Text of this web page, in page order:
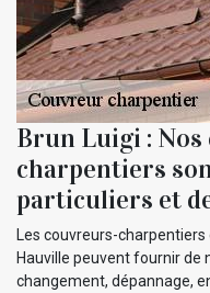
Brun Luigi :
charpentiers
particuliers et
Les couvreurs-
Hauville peuvent fournir de
changement, dépannage,